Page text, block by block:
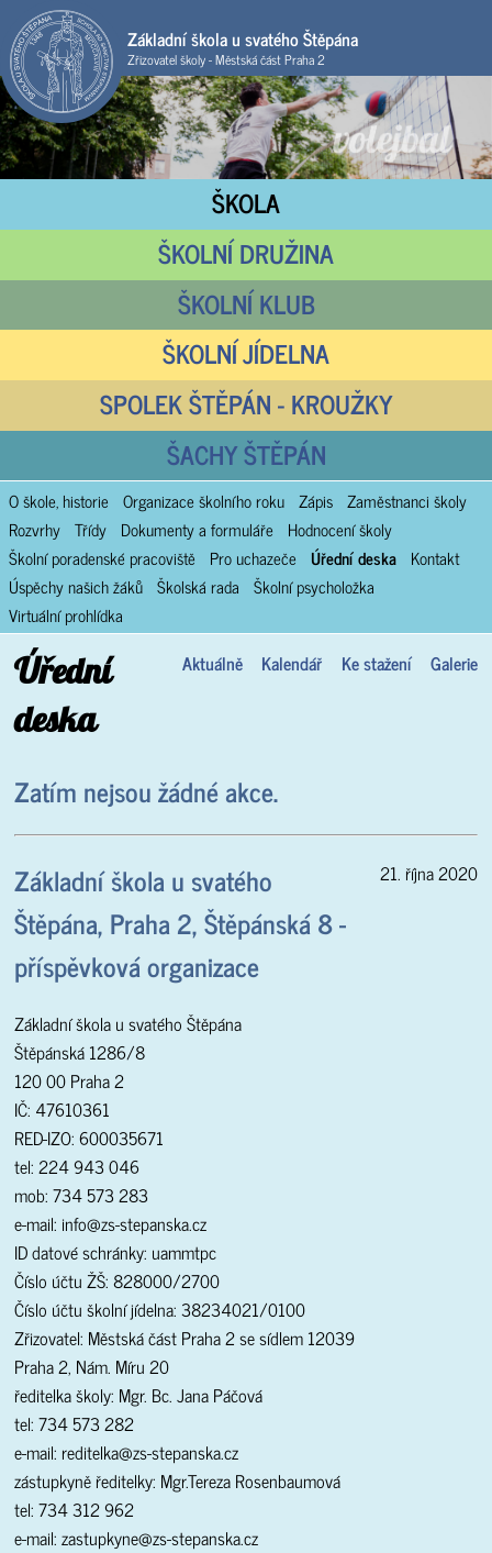
Základní škola u svatého Štěpána
Zřizovatel školy - Městská část Praha 2
ŠKOLA
ŠKOLNÍ DRUŽINA
ŠKOLNÍ KLUB
ŠKOLNÍ JÍDELNA
SPOLEK ŠTĚPÁN - KROUŽKY
ŠACHY ŠTĚPÁN
O škole, historie Organizace školního roku Zápis Zaměstnanci školy
Rozvrhy Třídy Dokumenty a formuláře
Hodnocení školy
Školní poradenské pracoviště
Pro uchazeče Úřední deska Kontakt
Úspěchy našich žáků Školská rada Školní psycholožka
Virtuální prohlídka
Aktuálně Kalendář Ke stažení Galerie
Úřední
deska
Zatím nejsou žádné akce.
Základní škola u svatého
Štěpána, Praha 2, Štěpánská 8 -
příspěvková organizace
Základní škola u svatého Štěpána
Štěpánská 1286/8
120 00 Praha 2
IČ: 47610361
RED-IZO: 600035671
tel: 224 943 046
mob: 734 573 283
e-mail: info@zs-stepanska.cz
ID datové schránky: uammtpc
Číslo účtu ŽŠ: 828000/2700
Číslo účtu školní jídelna: 38234021/0100
Zřizovatel: Městská část Praha 2 se sídlem 12039
Praha 2, Nám. Míru 20
ředitelka školy: Mgr. Bc. Jana Páčová
tel: 734 573 282
e-mail: reditelka@zs-stepanska.cz
zástupkyně ředitelky: Mgr.Tereza Rosenbaumová
tel: 734 312 962
e-mail: zastupkyne@zs-stepanska.cz
21. října 2020